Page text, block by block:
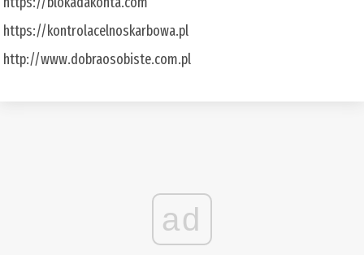
https://kontrolacelnoskarbowa.pl
http://www.dobraosobiste.com.pl
ad